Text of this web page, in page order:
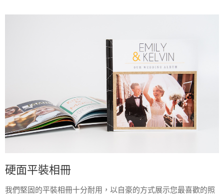
硬面平裝相冊
我們堅固的平裝相冊十分耐用，以自豪的方式展示您最喜歡的照